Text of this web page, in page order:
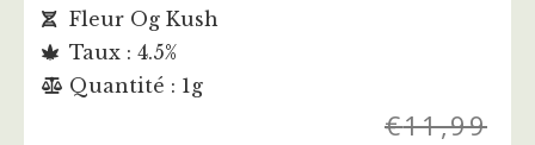
Fleur Og Kush
Taux : 4.5%
Quantité : 1g
€11,99